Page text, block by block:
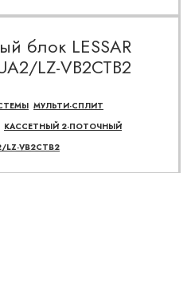
блок LESSAR
LZ-VB2CTB2
МУЛЬТИ-СПЛИТ
КАССЕТНЫЙ 2-ПОТОЧНЫЙ
LZ-VB2CTB2